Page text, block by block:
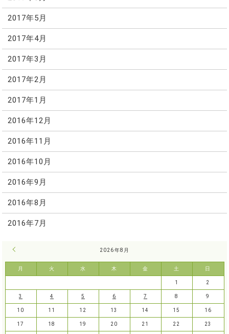
2017年5月
2017年4月
2017年3月
2017年2月
2017年1月
2016年12月
2016年11月
2016年10月
2016年9月
2016年8月
2016年7月
2026年8月
月 火 水 木 金 土 日
1 2
3 4 5 6 7 8 9
10 11 12 13 14 15 16
17 18 19 20 21 22 23